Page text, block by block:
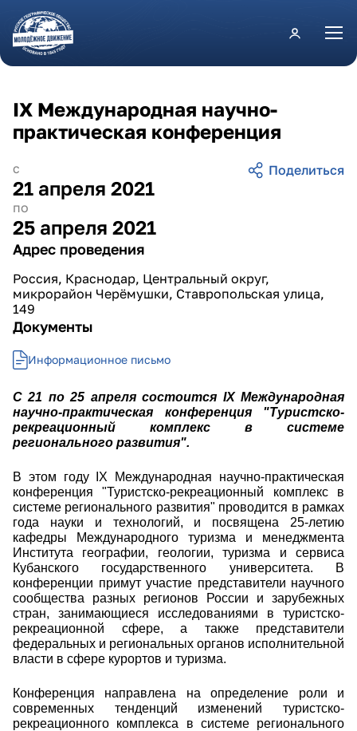
Перейти к основному содержанию
с
21 апреля 2021
по
25 апреля 2021
Адрес проведения
Россия, Краснодар, Центральный округ,
микрорайон Черёмушки, Ставропольская улица,
149
Документы
Информационное письмо
IX Международная научно-
практическая конференция
С 21 по 25 апреля состоится IX Международная
научно-практическая конференция "Туристско-
рекреационный комплекс в системе
регионального развития".
В этом году IX Международная научно-практическая
конференция "Туристско-рекреационный комплекс в
системе регионального развития" проводится в рамках
года науки и технологий, и посвящена 25-летию
кафедры Международного туризма и менеджмента
Института географии, геологии, туризма и сервиса
Кубанского государственного университета.
В
конференции примут участие представители научного
сообщества разных регионов России и зарубежных
стран, занимающиеся исследованиями в туристско-
рекреационной сфере, а также представители
федеральных и региональных органов исполнительной
власти в сфере курортов и туризма.
Конференция направлена на определение роли и
современных тенденций изменений туристско-
рекреационного комплекса в системе регионального